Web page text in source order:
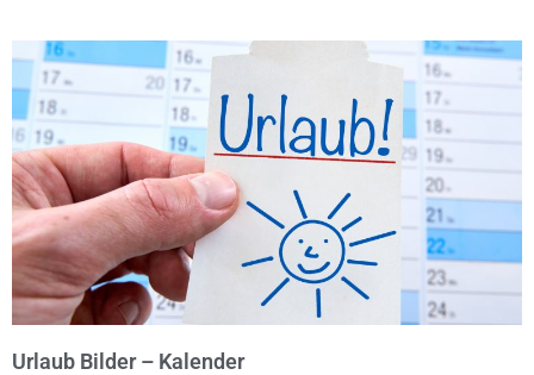
© Michael Bihlmayer
Urlaub Bilder – Kalender